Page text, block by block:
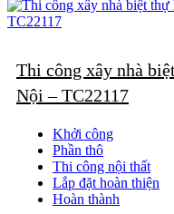
Thi công xây nhà
Nội – TC22117
Khởi công
Phần thô
Thi công nội thất
Lắp đặt hoàn thiện
Hoàn thành